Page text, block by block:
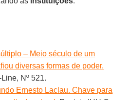
– Meio século de um
diversas formas de poder.
Nº 521.
Ernesto Laclau. Chave para